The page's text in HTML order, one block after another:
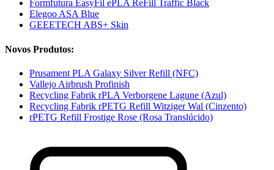
Formfutura EasyFil ePLA ReFill Traffic Black
Elegoo ASA Blue
GEEETECH ABS+ Skin
Novos Produtos:
Prusament PLA Galaxy Silver Refill (NFC)
Vallejo Airbrush Profinish
Recycling Fabrik rPLA Verborgene Lagune (Azul)
Recycling Fabrik rPETG Refill Witziger Wal (Cinzento)
rPETG Refill Frostige Rose (Rosa Translúcido)